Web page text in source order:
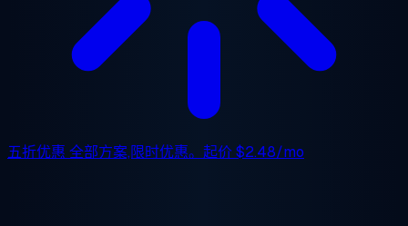
五折优惠 全部方案,限时优惠。起价$2.48/mo